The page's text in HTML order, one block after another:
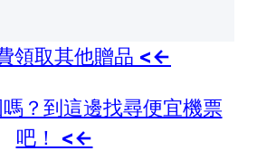
領取其他贈品 <<-
？到這邊找尋便宜機票
吧！ <<-